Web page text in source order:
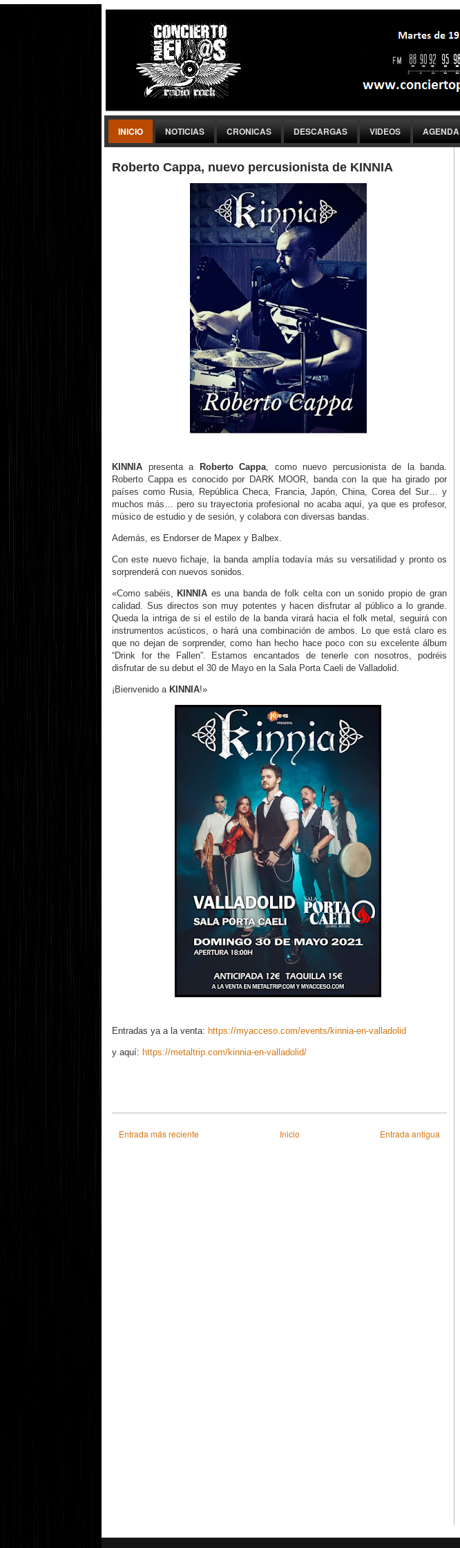
INICIO NOTICIAS CRONICAS DESCARGAS VIDEOS AGENDA
Roberto Cappa, nuevo percusionista de KINNIA
KINNIA presenta a Roberto Cappa, como nuevo percusionista de la banda.
Roberto Cappa es conocido por DARK MOOR, banda con la que ha girado por
países como Rusia, República Checa, Francia, Japón, China, Corea del Sur… y
muchos más… pero su trayectoria profesional no acaba aquí, ya que es profesor,
músico de estudio y de sesión, y colabora con diversas bandas.
Además, es Endorser de Mapex y Balbex.
Con este nuevo fichaje, la banda amplía todavía más su versatilidad y pronto os
sorprenderá con nuevos sonidos.
«Como sabéis, KINNIA es una banda de folk celta con un sonido propio de gran
calidad. Sus directos son muy potentes y hacen disfrutar al público a lo grande.
Queda la intriga de si el estilo de la banda virará hacia el folk metal, seguirá con
instrumentos acústicos, o hará una combinación de ambos. Lo que está claro es
que no dejan de sorprender, como han hecho hace poco con su excelente álbum
“Drink for the Fallen”. Estamos encantados de tenerle con nosotros, podréis
disfrutar de su debut el 30 de Mayo en la Sala Porta Caeli de Valladolid.
¡Bienvenido a KINNIA!»
Entradas ya a la venta: https://myacceso.com/events/kinnia-en-valladolid
y aquí: https://metaltrip.com/kinnia-en-valladolid/
Entrada más reciente Entrada antigua
Inicio